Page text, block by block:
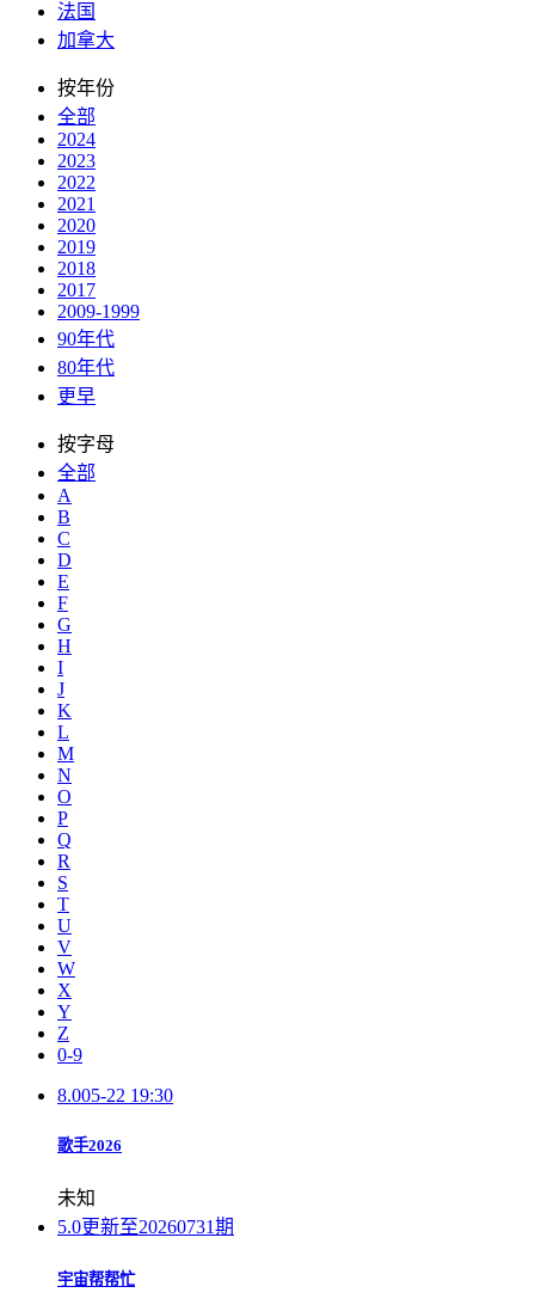
法国
加拿大
按年份
全部
2024
2023
2022
2021
2020
2019
2018
2017
2009-1999
90年代
80年代
更早
按字母
全部
A
B
C
D
E
F
G
H
I
J
K
L
M
N
O
P
Q
R
S
T
U
V
W
X
Y
Z
0-9
8.005-22 19:30
歌手2026
未知
5.0更新至20260731期
宇宙帮帮忙